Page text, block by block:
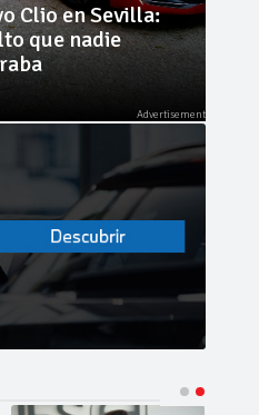
Clio en Sevilla:
que nadie